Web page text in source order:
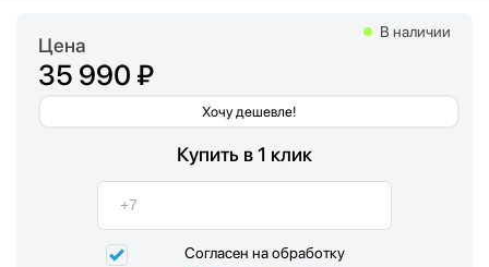
Цена
35 990 ₽
Хочу дешевле!
В наличии
Купить в 1 клик
Согласен на обработку